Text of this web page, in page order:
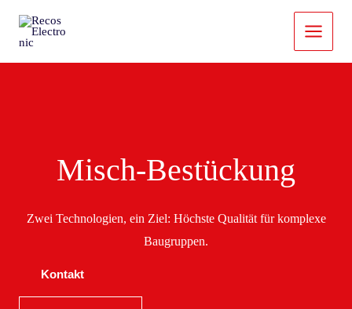
Inhalt
Misch-Bestückung
Zwei Technologien, ein Ziel: Höchste Qualität für komplexe
Baugruppen.
Kontakt